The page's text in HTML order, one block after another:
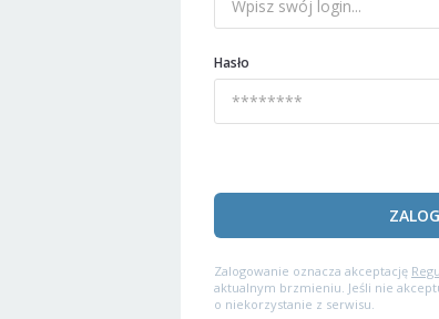
Hasło
Zalogowanie oznacza akceptację
aktualnym brzmieniu. Jeśli nie
o niekorzystanie z serwisu.